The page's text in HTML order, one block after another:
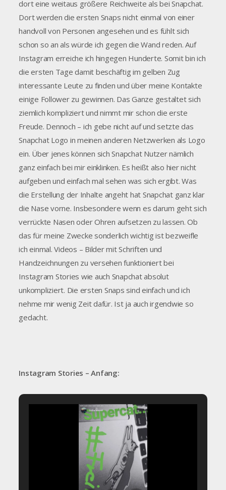
dort eine weitaus größere Reichweite als bei Snapchat.
Dort werden die ersten Snaps nicht einmal von einer
handvoll von Personen angesehen und es fühlt sich
schon so an als würde ich gegen die Wand reden. Auf
Instagram erreiche ich hingegen Hunderte. Somit bin ich
die ersten Tage damit beschäftig im gelben Zug
interessante Leute zu finden und über meine Kontakte
einige Follower zu gewinnen. Das Ganze gestaltet sich
ziemlich kompliziert und nimmt mir schon die erste
Freude. Dennoch – ich gebe nicht auf und setzte das
Snapchat Logo in meinen anderen Netzwerken als Logo
ein. Über jenes können sich Snapchat Nutzer nämlich
ganz einfach bei mir einklinken. Es heißt also hier nicht
aufgeben und einfach mal sehen was sich ergibt. Was
die Erstellung der Inhalte angeht hat Snapchat ganz klar
die Nase vorne. Insbesondere wenn es darum geht sich
verrückte Nasen oder Ohren aufsetzen zu lassen. Ob
das für meine Zwecke sonderlich wichtig ist bezweifle
ich einmal. Videos – Bilder mit Schriften und
Handzeichnungen zu versehen funktioniert bei
Instagram Stories wie auch Snapchat absolut
unkompliziert. Die ersten Snaps sind einfach und ich
nehme mir wenig Zeit dafür. Ist ja auch irgendwie so
gedacht.
Instagram Stories – Anfang: